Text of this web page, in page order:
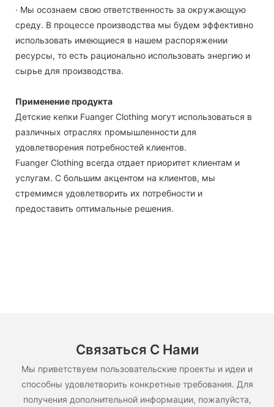
· Мы осознаем свою ответственность за окружающую
среду. В процессе производства мы будем эффективно
использовать имеющиеся в нашем распоряжении
ресурсы, то есть рационально использовать энергию и
сырье для производства.
Применение продукта
Детские кепки Fuanger Clothing могут использоваться в
различных отраслях промышленности для
удовлетворения потребностей клиентов.
Fuanger Clothing всегда отдает приоритет клиентам и
услугам. С большим акцентом на клиентов, мы
стремимся удовлетворить их потребности и
предоставить оптимальные решения.
Связаться С Нами
Мы приветствуем пользовательские проекты и идеи и
способны удовлетворить конкретные требования. Для
получения дополнительной информации, пожалуйста,